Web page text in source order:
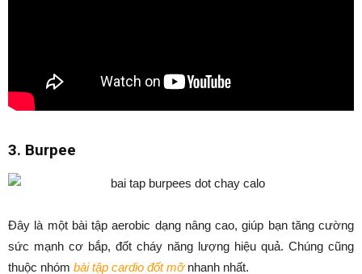
3. Burpee
Đây là một bài tập aerobic dạng nâng cao, giúp bạn tăng cường
sức mạnh cơ bắp, đốt cháy năng lượng hiệu quả. Chúng cũng
thuộc nhóm bài tập cardio đốt mỡnhanh nhất.